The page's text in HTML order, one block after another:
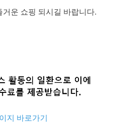
운 쇼핑 되시길 바랍니다.
지 바로가기